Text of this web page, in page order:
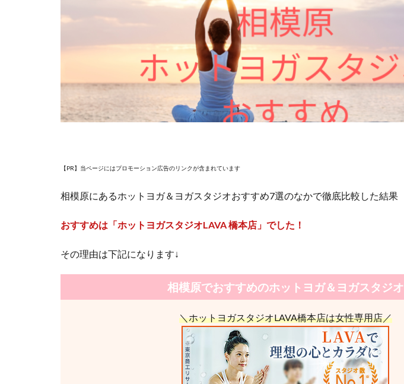
【PR】当ページにはプロモーション広告のリンクが含まれています
相模原にあるホットヨガ＆ヨガスタジオおすすめ7選のなかで徹底比較した結果
おすすめは「ホットヨガスタジオLAVA 橋本店」でした！
その理由は下記になります↓
相模原でおすすめのホットヨガ＆ヨガスタジオ
＼ホットヨガスタジオLAVA橋本店は女性専用店／